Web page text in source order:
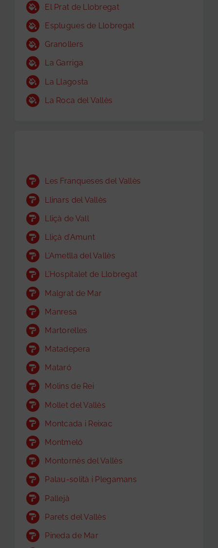
El Prat de Llobregat
Esplugues de Llobregat
Granollers
La Garriga
La Llagosta
La Roca del Vallès
Les Franqueses del Vallès
Llinars del Vallès
Lliçà de Vall
Lliçà d’Amunt
L’Ametlla del Vallès
L’Hospitalet de Llobregat
Malgrat de Mar
Manresa
Martorelles
Matadepera
Mataró
Molins de Rei
Mollet del Vallès
Montcada i Reixac
Montmeló
Montornès del Vallès
Palau-solità i Plegamans
Pallejà
Parets del Vallès
Pineda de Mar